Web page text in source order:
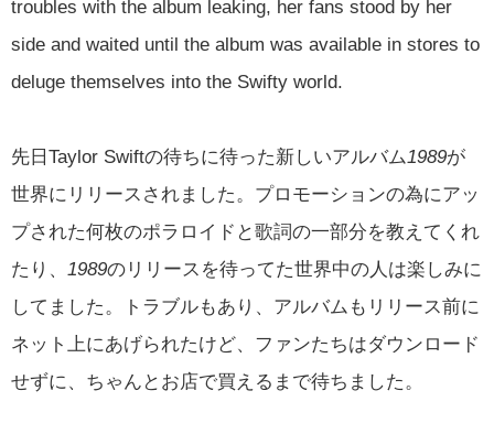
troubles with the album leaking, her fans stood by her
side and waited until the album was available in stores to
deluge themselves into the Swifty world.
先日Taylor Swiftの待ちに待った新しいアルバム1989が
世界にリリースされました。プロモーションの為にアッ
プされた何枚のポラロイドと歌詞の一部分を教えてくれ
たり、 1989のリリースを待ってた世界中の人は楽しみに
してました。トラブルもあり、アルバムもリリース前に
ネット上にあげられたけど、ファンたちはダウンロード
せずに、ちゃんとお店で買えるまで待ちました。